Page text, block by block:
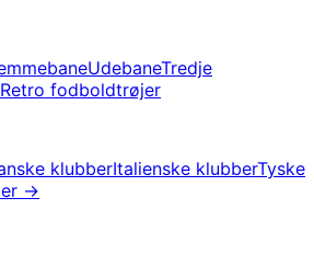
UdebaneTredje
Retro fodboldtrøjer
klubberItalienske klubberTyske
→